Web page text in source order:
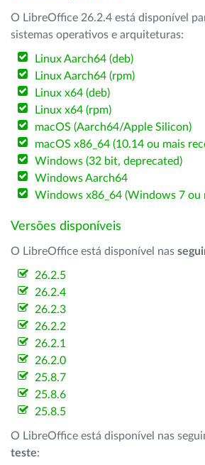
O LibreOffice 26.2.4 está disponível
sistemas operativos e arquiteturas:
Linux Aarch64 (deb)
Linux Aarch64 (rpm)
Linux x64 (deb)
Linux x64 (rpm)
macOS (Aarch64/Apple Silicon)
macOS x86_64 (10.14 ou mais
Windows (32 bit, deprecated)
Windows Aarch64
Windows x86_64 (Windows 7 ou
Versões disponíveis
O LibreOffice está disponível nas
26.2.5
26.2.4
26.2.3
26.2.2
26.2.1
26.2.0
25.8.7
25.8.6
25.8.5
O LibreOffice está disponível nas
teste: